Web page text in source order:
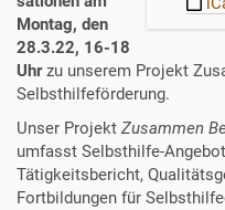
e
l
b
s
t
h
i
l
f
Montag, den
28.3.22, 16-18
Uhrzu unserem Projekt
Selbsthilfeförderung.
Unser Projekt Zusammen
umfasst Selbsthilfe-
Tätigkeitsbericht,
Fortbildungen für